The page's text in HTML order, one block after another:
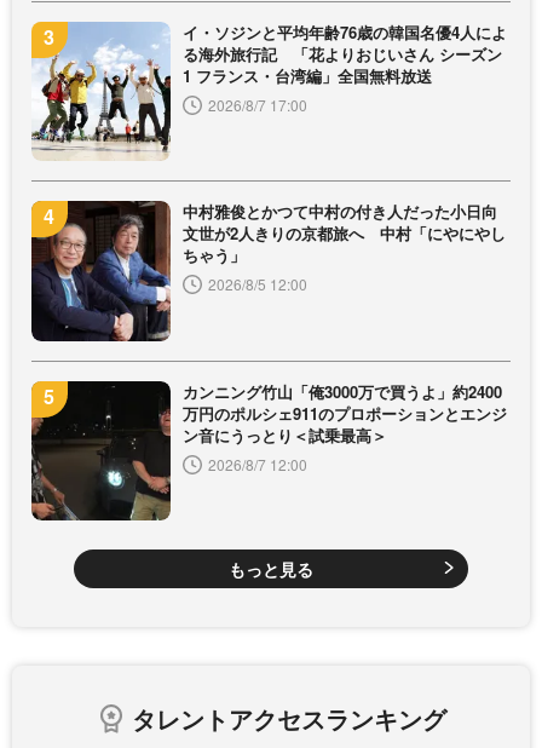
イ・ソジンと平均年齢76歳の韓国名優4人によ
る海外旅行記 「花よりおじいさん シーズン
1 フランス・台湾編」全国無料放送
2026/8/7 17:00
中村雅俊とかつて中村の付き人だった小日向
文世が2人きりの京都旅へ 中村「にやにやし
ちゃう」
2026/8/5 12:00
カンニング竹山「俺3000万で買うよ」約2400
万円のポルシェ911のプロポーションとエンジ
ン音にうっとり＜試乗最高＞
2026/8/7 12:00
もっと見る
タレントアクセスランキング